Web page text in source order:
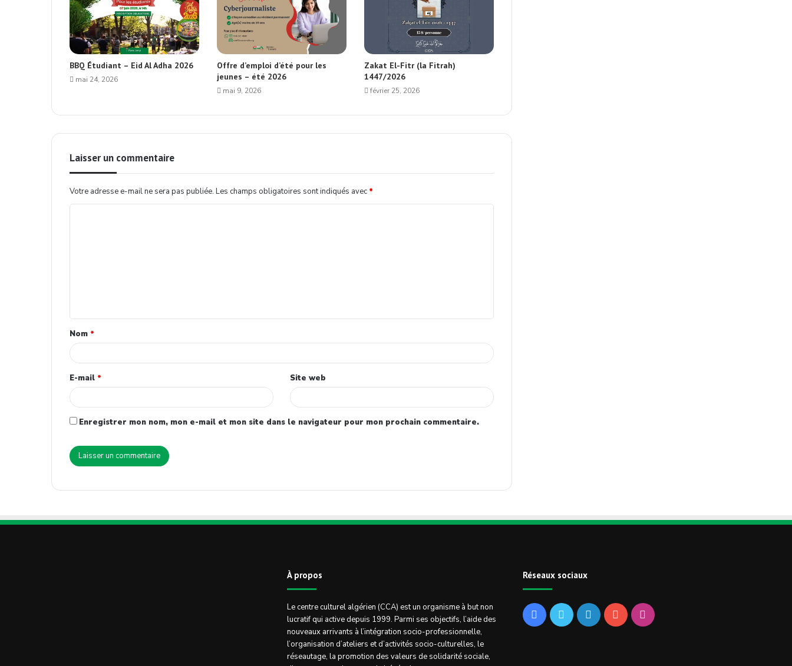
BBQ Étudiant – Eid Al Adha 2026
mai 24, 2026
Offre d’emploi d’été pour les
jeunes – été 2026
mai 9, 2026
Zakat El-Fitr (la Fitrah)
1447/2026
février 25, 2026
Laisser un commentaire
Votre adresse e-mail ne sera pas publiée. Les champs obligatoires sont indiqués avec *
Nom *
E-mail * Site web
Enregistrer mon nom, mon e-mail et mon site dans le navigateur pour mon prochain commentaire.
À propos
Le centre culturel algérien (CCA) est un organisme à but non
lucratif qui active depuis 1999. Parmi ses objectifs, l’aide des
nouveaux arrivants à l’intégration socio-professionnelle,
l’organisation d’ateliers et d’activités socio-culturelles, le
réseautage, la promotion des valeurs de solidarité sociale,
Réseaux sociaux
FacebookTwitterLinkedinYouTubeInstagram